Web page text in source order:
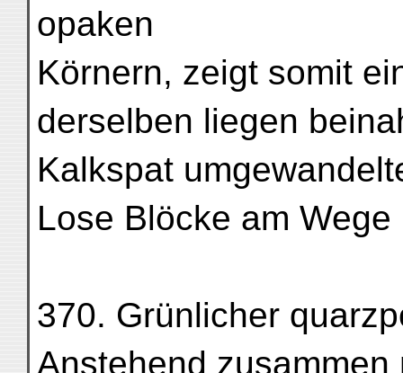
opaken
Körnern, zeigt somit
derselben liegen
Kalkspat
Lose Blöcke am
370. Grünlicher
Anstehend